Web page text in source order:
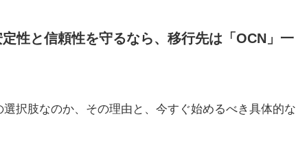
定性と信頼性を守るなら、移行先は「OCN」一
択肢なのか、その理由と、今すぐ始めるべき具体的な